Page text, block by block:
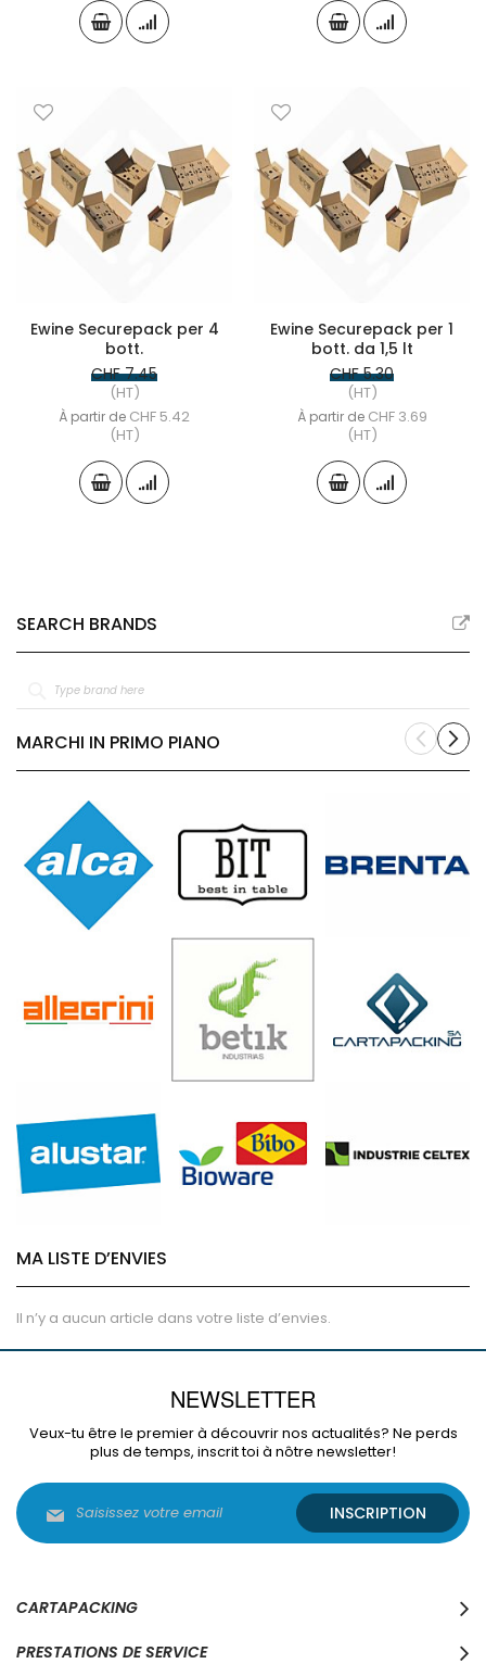
Ewine Securepack per 4
bott.
CHF 7.45
(HT)
À partir de CHF 5.42
(HT)
Ewine Securepack per 1
bott. da 1,5 lt
CHF 5.30
(HT)
À partir de CHF 3.69
(HT)
SEARCH BRANDS
MARCHI IN PRIMO PIANO
MA LISTE D’ENVIES
Il n’y a aucun article dans votre liste d’envies.
NEWSLETTER
Veux-tu être le premier à découvrir nos actualités? Ne perds
plus de temps, inscrit toi à nôtre newsletter!
à
notre
INSCRIPTION
CARTAPACKING
PRESTATIONS DE SERVICE